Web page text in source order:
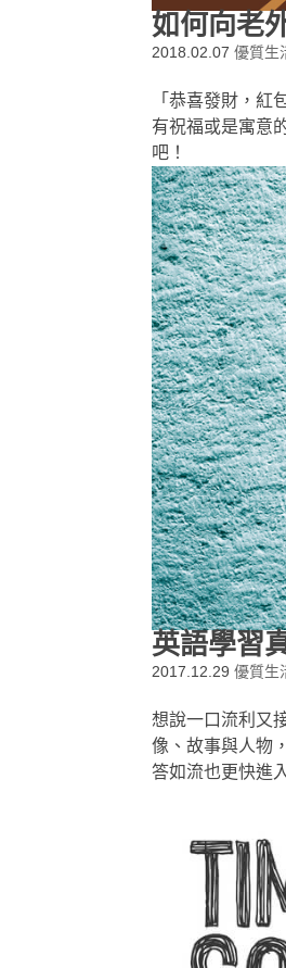
如何向老
2018.02.07 優質生
「恭喜發財，紅
有祝福或是寓意
吧！
英語學習
2017.12.29 優質生
想說一口流利又
像、故事與人物
答如流也更快進